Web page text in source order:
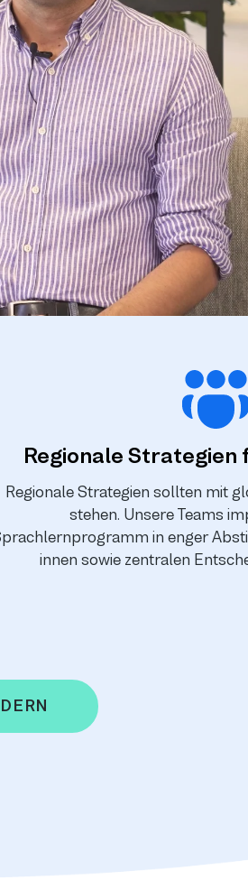
Regionale Strategien
Regionale Strategien sollten mit
stehen. Unsere Teams
in enger
innen sowie zentralen